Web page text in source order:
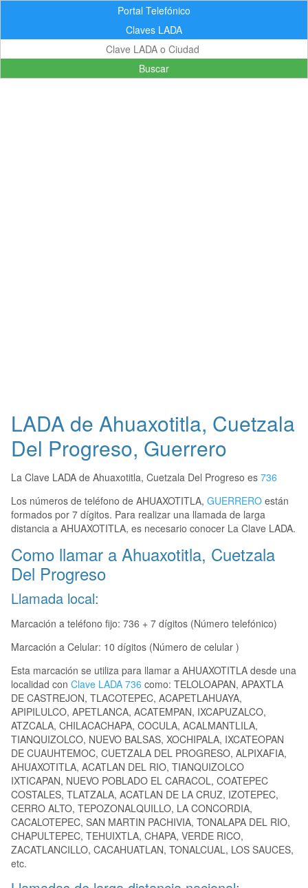
Portal Telefónico
Claves LADA
Buscar
LADA de Ahuaxotitla, Cuetzala
Del Progreso, Guerrero
La Clave LADA de Ahuaxotitla, Cuetzala Del Progreso es 736
Los números de teléfono de AHUAXOTITLA, GUERRERO están
formados por 7 dígitos. Para realizar una llamada de larga
distancia a AHUAXOTITLA, es necesario conocer La Clave LADA.
Como llamar a Ahuaxotitla, Cuetzala
Del Progreso
Llamada local:
Marcación a teléfono fijo: 736 + 7 dígitos (Número telefónico)
Marcación a Celular: 10 dígitos (Número de celular )
Esta marcación se utiliza para llamar a AHUAXOTITLA desde una
localidad con Clave LADA 736 como: TELOLOAPAN, APAXTLA
DE CASTREJON, TLACOTEPEC, ACAPETLAHUAYA,
APIPILULCO, APETLANCA, ACATEMPAN, IXCAPUZALCO,
ATZCALA, CHILACACHAPA, COCULA, ACALMANTLILA,
TIANQUIZOLCO, NUEVO BALSAS, XOCHIPALA, IXCATEOPAN
DE CUAUHTEMOC, CUETZALA DEL PROGRESO, ALPIXAFIA,
AHUAXOTITLA, ACATLAN DEL RIO, TIANQUIZOLCO
IXTICAPAN, NUEVO POBLADO EL CARACOL, COATEPEC
COSTALES, TLATZALA, ACATLAN DE LA CRUZ, IZOTEPEC,
CERRO ALTO, TEPOZONALQUILLO, LA CONCORDIA,
CACALOTEPEC, SAN MARTIN PACHIVIA, TONALAPA DEL RIO,
CHAPULTEPEC, TEHUIXTLA, CHAPA, VERDE RICO,
ZACATLANCILLO, CACAHUATLAN, TONALCUAL, LOS SAUCES,
etc.